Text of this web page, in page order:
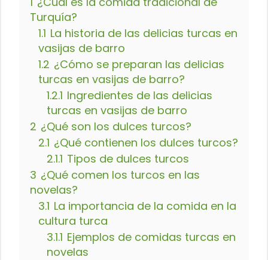
Turquía?
1.1 La historia de las delicias turcas en
vasijas de barro
1.2 ¿Cómo se preparan las delicias
turcas en vasijas de barro?
1.2.1 Ingredientes de las delicias
turcas en vasijas de barro
2 ¿Qué son los dulces turcos?
2.1 ¿Qué contienen los dulces turcos?
2.1.1 Tipos de dulces turcos
3 ¿Qué comen los turcos en las
novelas?
3.1 La importancia de la comida en la
cultura turca
3.1.1 Ejemplos de comidas turcas en
novelas